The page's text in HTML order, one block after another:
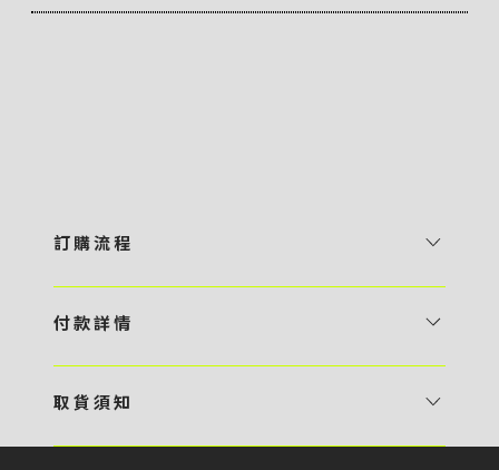
訂 購 流 程
預 約 〉，參看官網上的商品目錄和作品照片去選擇心儀的款式，同時可
報價 貴客可透過電郵方式或 WhatsApp 平台提交定製資料，4AM 團
付 款 詳 情
・ Payme ・ 現金機入數 ・ 銀行櫃檯入數 ・ ATM自動櫃員機轉帳 ・
取 貨 須 知